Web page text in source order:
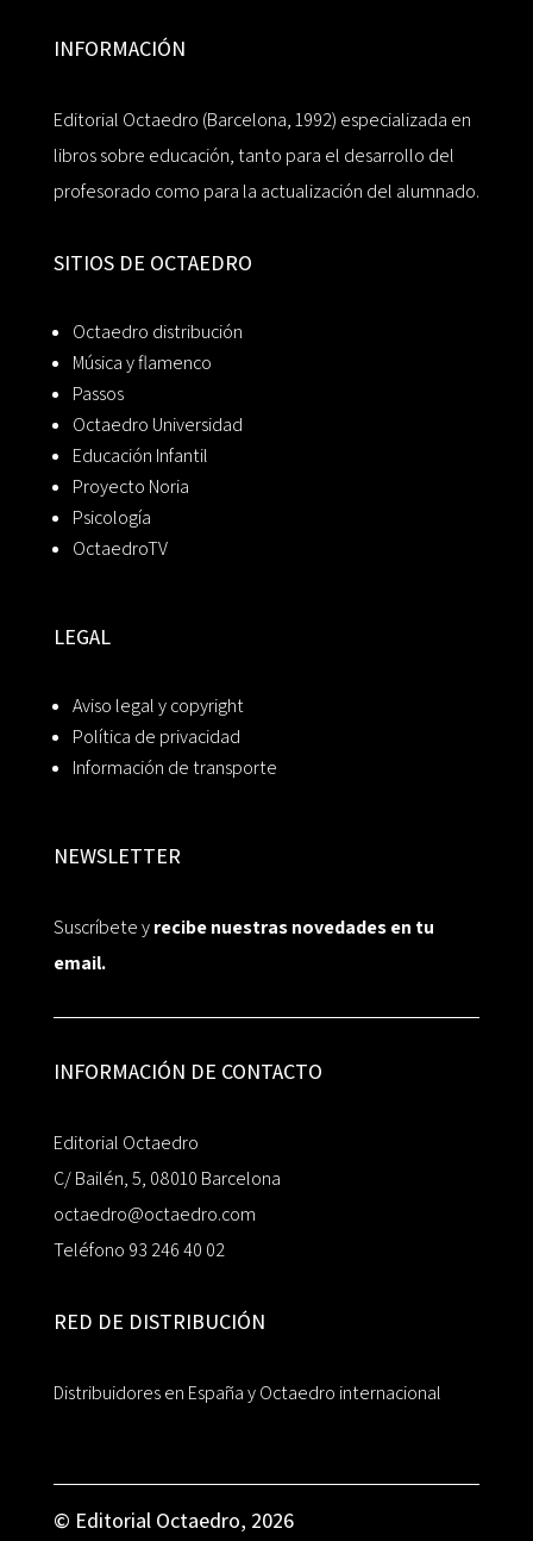
INFORMACIÓN
Editorial Octaedro (Barcelona, 1992) especializada en
libros sobre educación, tanto para el desarrollo del
profesorado como para la actualización del alumnado.
SITIOS DE OCTAEDRO
Octaedro distribución
Música y flamenco
Passos
Octaedro Universidad
Educación Infantil
Proyecto Noria
Psicología
OctaedroTV
LEGAL
Aviso legal y copyright
Política de privacidad
Información de transporte
NEWSLETTER
Suscríbete yrecibe nuestras novedades en tu
email.
INFORMACIÓN DE CONTACTO
Editorial Octaedro
C/ Bailén, 5, 08010 Barcelona
octaedro@octaedro.com
Teléfono 93 246 40 02
RED DE DISTRIBUCIÓN
Distribuidores en España y Octaedro internacional
© Editorial Octaedro, 2026